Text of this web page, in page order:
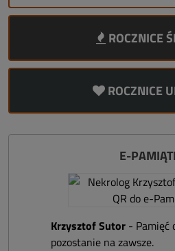
ROCZNICE
ROCZNICE
E-
Krzysztof Sutor - Pamięć
pozostanie na zawsze.